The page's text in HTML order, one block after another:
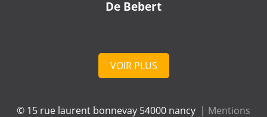
VOIR PLUS
© 15 rue laurent bonnevay 54000 nancy | Mentions